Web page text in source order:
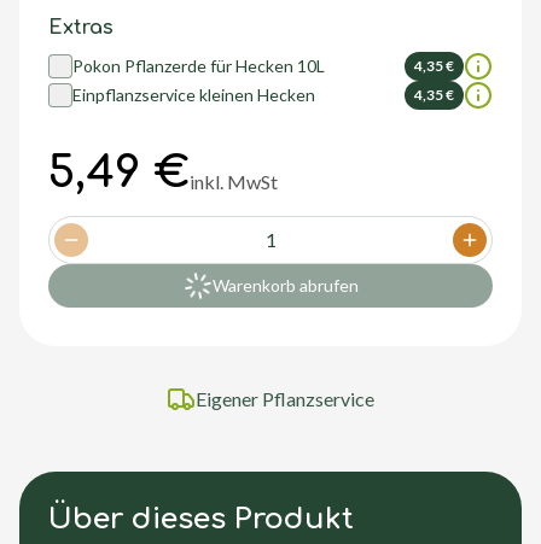
Extras
Pokon Pflanzerde für Hecken 10L 4,35 €
Einpflanzservice kleinen Hecken 4,35 €
5,49 €inkl. MwSt
Decrease quantity 1
Warenkorb abrufen
Eigener Pflanzservice
Über dieses Produkt